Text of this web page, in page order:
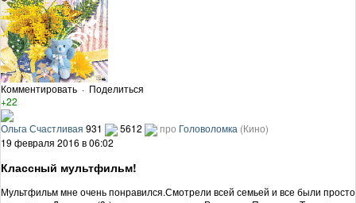
Комментировать · Поделиться
+22
Ольга Счастливая 931 5612 про Головоломка (Кино)
19 февраля 2016 в 06:02
Классный мультфильм!
Мультфильм мне очень понравился.Смотрели всей семьей и все были просто